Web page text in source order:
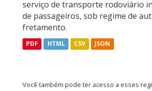
serviço de transporte rodoviário
de passageiros, sob regime de
fretamento.
PDF HTML CSV JSON
Você também pode ter acesso a esses